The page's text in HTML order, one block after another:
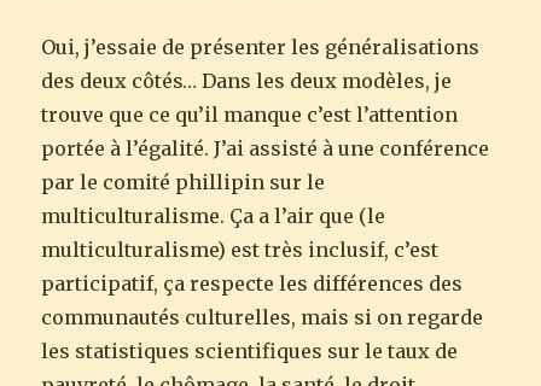
Oui, j’essaie de présenter les généralisations
des deux côtés… Dans les deux modèles, je
trouve que ce qu’il manque c’est l’attention
portée à l’égalité. J’ai assisté à une conférence
par le comité phillipin sur le
multiculturalisme. Ça a l’air que (le
multiculturalisme) est très inclusif, c’est
participatif, ça respecte les différences des
communautés culturelles, mais si on regarde
les statistiques scientifiques sur le taux de